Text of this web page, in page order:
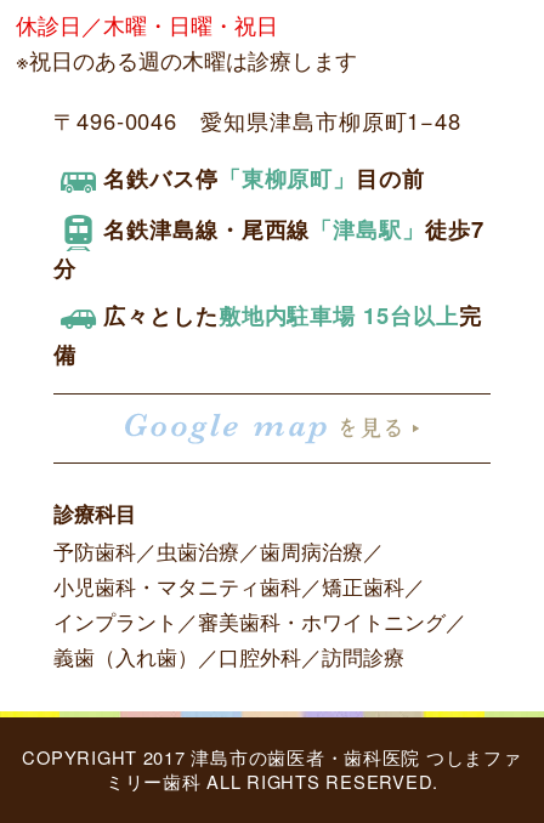
休診日／木曜・日曜・祝日
※祝日のある週の木曜は診療します
〒496-0046 愛知県津島市柳原町1−48
名鉄バス停 「東柳原町」 目の前
名鉄津島線・尾西線 「津島駅」 徒歩7
分
広々とした敷地内駐車場 15台以上完
備
診療科目
予防歯科／虫歯治療 ／歯周病治療 ／
小児歯科・マタニティ歯科／矯正歯科／
インプラント ／審美歯科・ホワイトニング／
義歯（入れ歯）
／口腔外科／訪問診療
COPYRIGHT 2017 津島市の歯医者・歯科医院 つしまファ
ミリー歯科 ALL RIGHTS RESERVED.